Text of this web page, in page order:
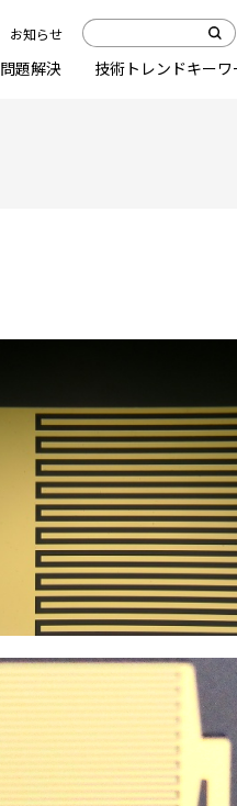
お知らせ
問題解決 技術トレンドキーワ